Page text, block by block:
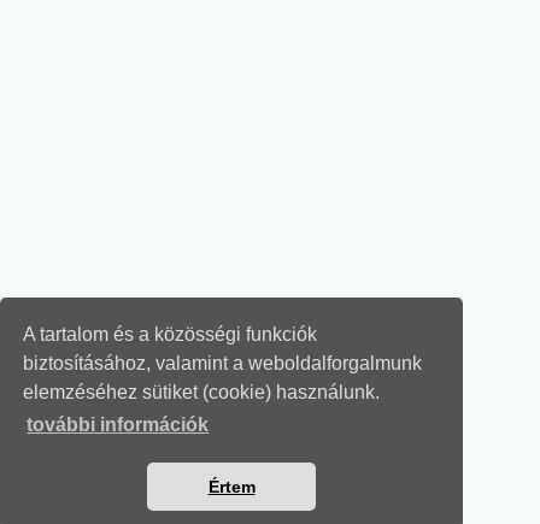
A tartalom és a közösségi funkciók
biztosításához, valamint a weboldalforgalmunk
elemzéséhez sütiket (cookie) használunk.
további információk
Értem